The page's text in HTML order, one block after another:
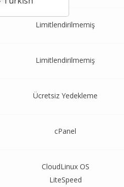
Limitlendirilmemiş
Limitlendirilmemiş
Ücretsiz Yedekleme
cPanel
CloudLinux OS
LiteSpeed